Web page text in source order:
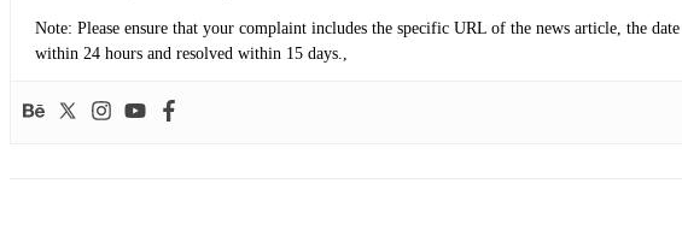
​Note: Please ensure that your complaint includes the specific URL of the news article, the
within 24 hours and resolved within 15 days.,